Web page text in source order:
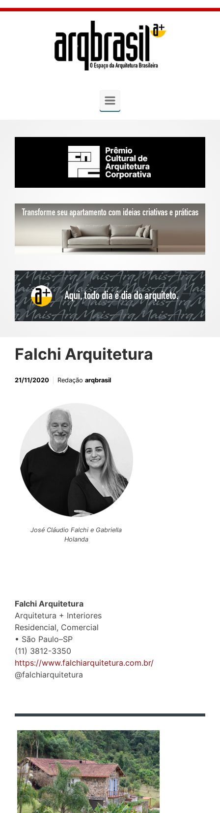
Skip to main content
Falchi Arquitetura
21/11/2020 Redação arqbrasil
José Cláudio Falchi e Gabriella
Holanda
Falchi Arquitetura
Arquitetura + Interiores
Residencial, Comercial
• São Paulo–SP
(11) 3812-3350
https://www.falchiarquitetura.com.br/
@falchiarquitetura